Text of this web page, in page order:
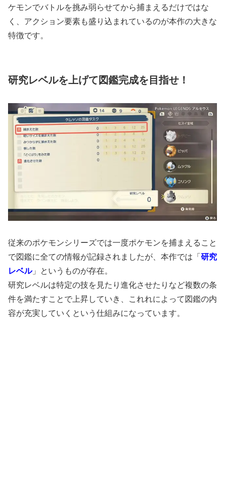
ケモンでバトルを挑み弱らせてから捕まえるだけではな
く、アクション要素も盛り込まれているのが本作の大きな
特徴です。
研究レベルを上げて図鑑完成を目指せ！
従来のポケモンシリーズでは一度ポケモンを捕まえること
で図鑑に全ての情報が記録されましたが、本作では「研究
レベル」というものが存在。
研究レベルは特定の技を見たり進化させたりなど複数の条
件を満たすことで上昇していき、これれによって図鑑の内
容が充実していくという仕組みになっています。